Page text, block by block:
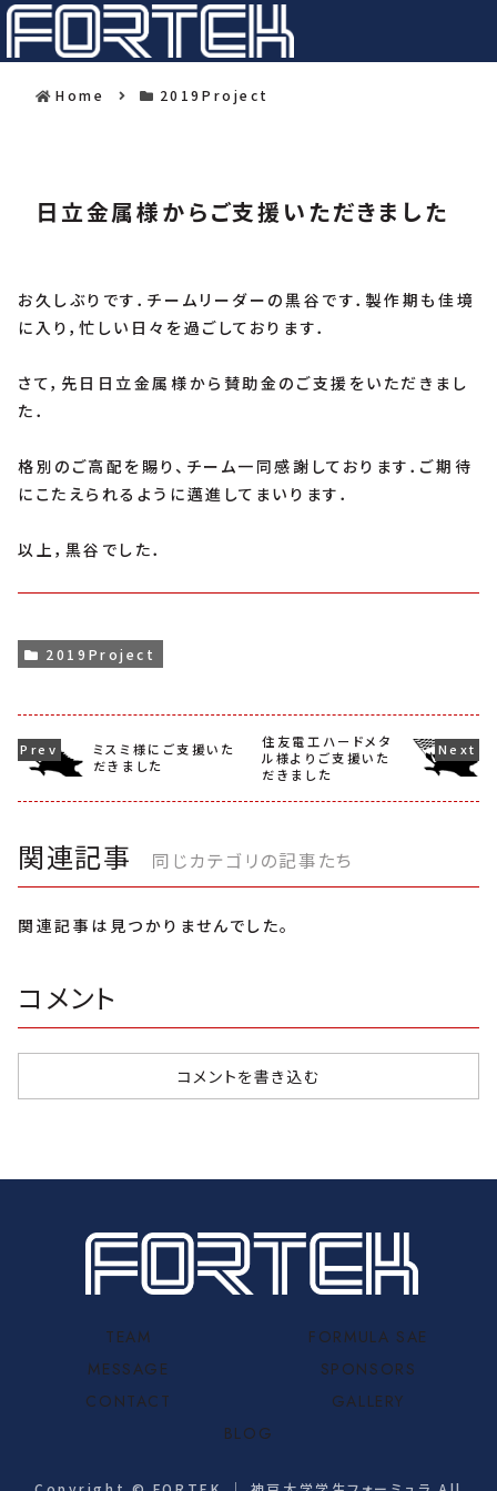
Home 2019Project
日立金属様からご支援いただきました
お久しぶりです．チームリーダーの黒谷です．製作期も佳境
に入り，忙しい日々を過ごしております．
さて，先日日立金属様から賛助金のご支援をいただきまし
た．
格別のご高配を賜り、チーム一同感謝しております．ご期待
にこたえられるように邁進してまいります．
以上，黒谷でした．
2019Project
ミスミ様にご支援いた
だきました
住友電工ハードメタ
ル様よりご支援いた
だきました
関連記事 同じカテゴリの記事たち
関連記事は見つかりませんでした。
コメント
コメントを書き込む
TEAM
FORMULA SAE
MESSAGE
SPONSORS
CONTACT
GALLERY
BLOG